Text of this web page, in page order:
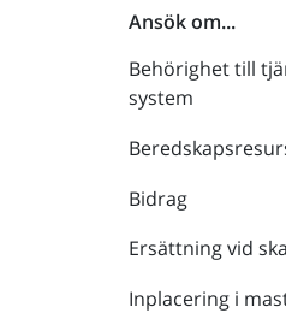
Ansök om...
Behörighet till
system
Bidrag
Ersättning vid
Inplacering i